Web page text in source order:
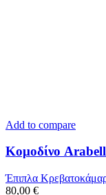
Add to compare
Κομοδίνο
Έπιπλα
80,00 €